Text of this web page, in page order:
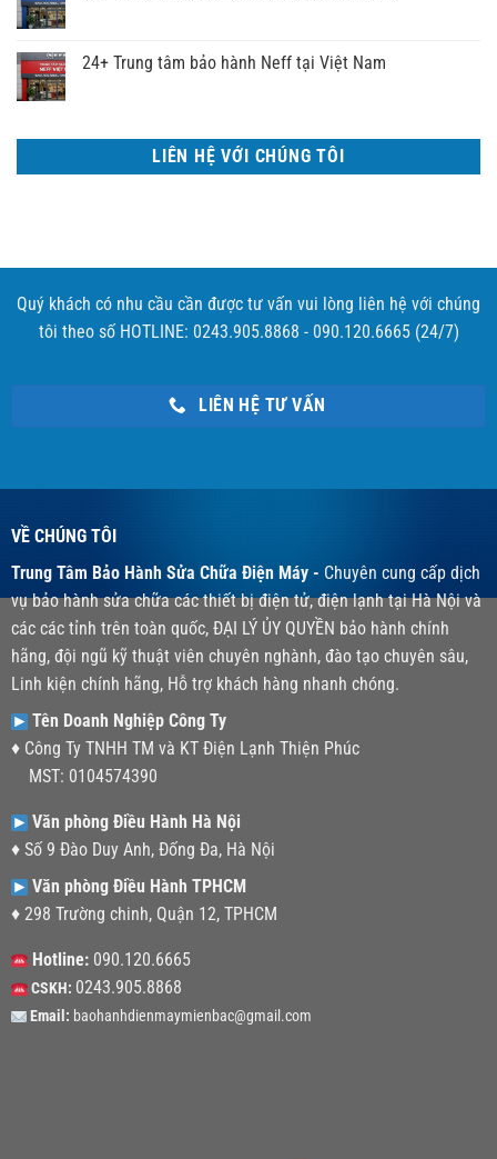
24+ Trung tâm bảo hành Neff tại Việt Nam
LIÊN HỆ VỚI CHÚNG TÔI
Quý khách có nhu cầu cần được tư vấn vui lòng liên hệ với chúng
tôi theo số HOTLINE: 0243.905.8868 - 090.120.6665 (24/7)
LIÊN HỆ TƯ VẤN
VỀ CHÚNG TÔI
Trung Tâm Bảo Hành Sửa Chữa Điện Máy - Chuyên cung cấp dịch
vụ bảo hành sửa chữa các thiết bị điện tử, điện lạnh tại Hà Nội và
các các tỉnh trên toàn quốc, ĐẠI LÝ ỦY QUYỀN bảo hành chính
hãng, đội ngũ kỹ thuật viên chuyên nghành, đào tạo chuyên sâu,
Linh kiện chính hãng, Hỗ trợ khách hàng nhanh chóng.
Tên Doanh Nghiệp Công Ty
♦ Công Ty TNHH TM và KT Điện Lạnh Thiện Phúc
MST: 0104574390
Văn phòng Điều Hành Hà Nội
♦ Số 9 Đào Duy Anh, Đống Đa, Hà Nội
Văn phòng Điều Hành TPHCM
♦ 298 Trường chinh, Quận 12, TPHCM
Hotline:090.120.6665
CSKH: 0243.905.8868
Email: baohanhdienmaymienbac@gmail.com